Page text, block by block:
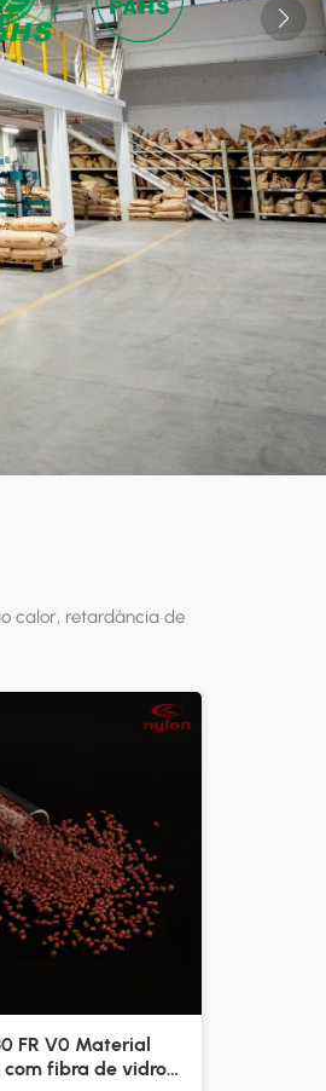
calor, retardância de
FR V0 Material
com fibra de vidro